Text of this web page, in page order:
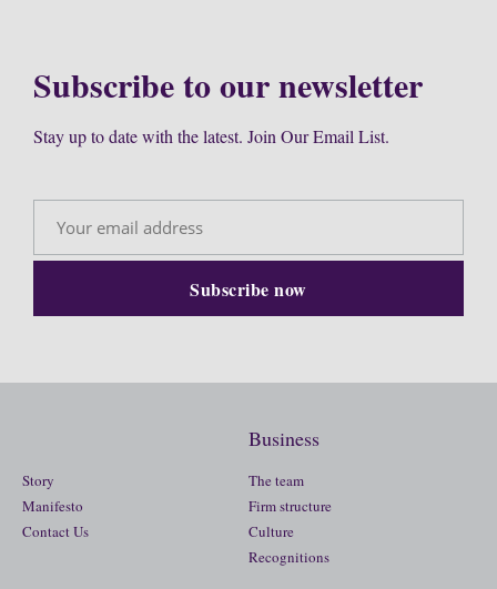
Subscribe to our newsletter
Stay up to date with the latest. Join Our Email List.
Story
Manifesto
Contact Us
Business
The team
Firm structure
Culture
Recognitions